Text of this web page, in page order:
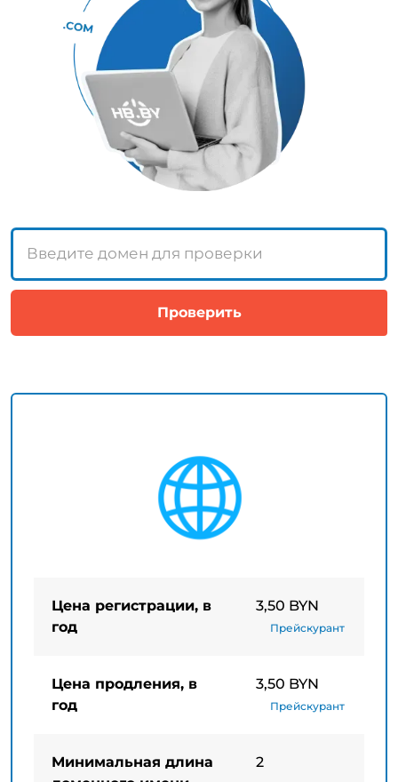
Цена регистрации, в
год
3,50 BYN
Прейскурант
Цена продления, в
год
3,50 BYN
Прейскурант
Минимальная длина
2